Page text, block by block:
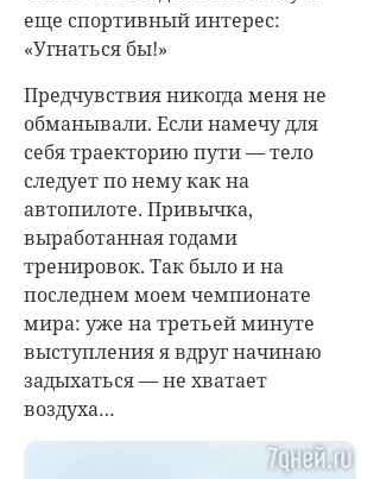
еще спортивный интерес:
«Угнаться бы!»
Предчувствия никогда меня не
обманывали. Если намечу для
себя траекторию пути — тело
следует по нему как на
автопилоте. Привычка,
выработанная годами
тренировок. Так было и на
последнем моем чемпионате
мира: уже на третьей минуте
выступления я вдруг начинаю
задыхаться — не хватает
воздуха…